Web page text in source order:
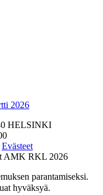
2026
HELSINKI
Evästeet
AMK RKL 2026
parantamiseksi.
hyväksyä.